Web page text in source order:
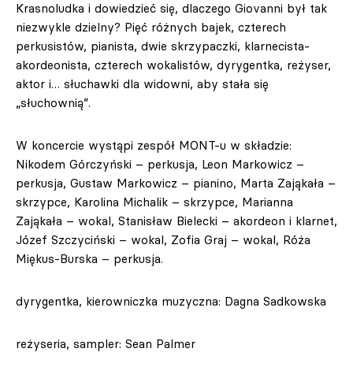
Krasnoludka i dowiedzieć się, dlaczego Giovanni był tak
niezwykle dzielny? Pięć różnych bajek, czterech
perkusistów, pianista, dwie skrzypaczki, klarnecista-
akordeonista, czterech wokalistów, dyrygentka, reżyser,
aktor i… słuchawki dla widowni, aby stała się
„słuchownią”.
W koncercie wystąpi zespół MONT-u w składzie:
Nikodem Górczyński – perkusja, Leon Markowicz –
perkusja, Gustaw Markowicz – pianino, Marta Zająkała –
skrzypce, Karolina Michalik – skrzypce, Marianna
Zająkała – wokal, Stanisław Bielecki – akordeon i klarnet,
Józef Szczyciński – wokal, Zofia Graj – wokal, Róża
Miękus-Burska – perkusja.
dyrygentka, kierowniczka muzyczna: Dagna Sadkowska
reżyseria, sampler: Sean Palmer